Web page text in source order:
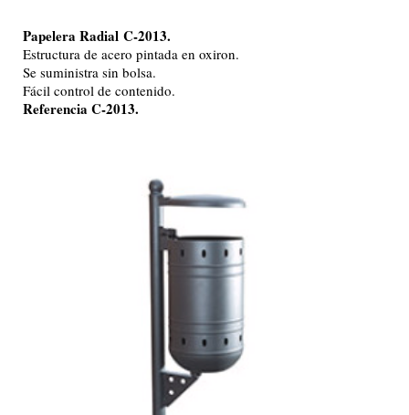
Papelera Radial C-2013.
Estructura de acero pintada en oxiron.
Se suministra sin bolsa.
Fácil control de contenido.
Referencia C-2013.